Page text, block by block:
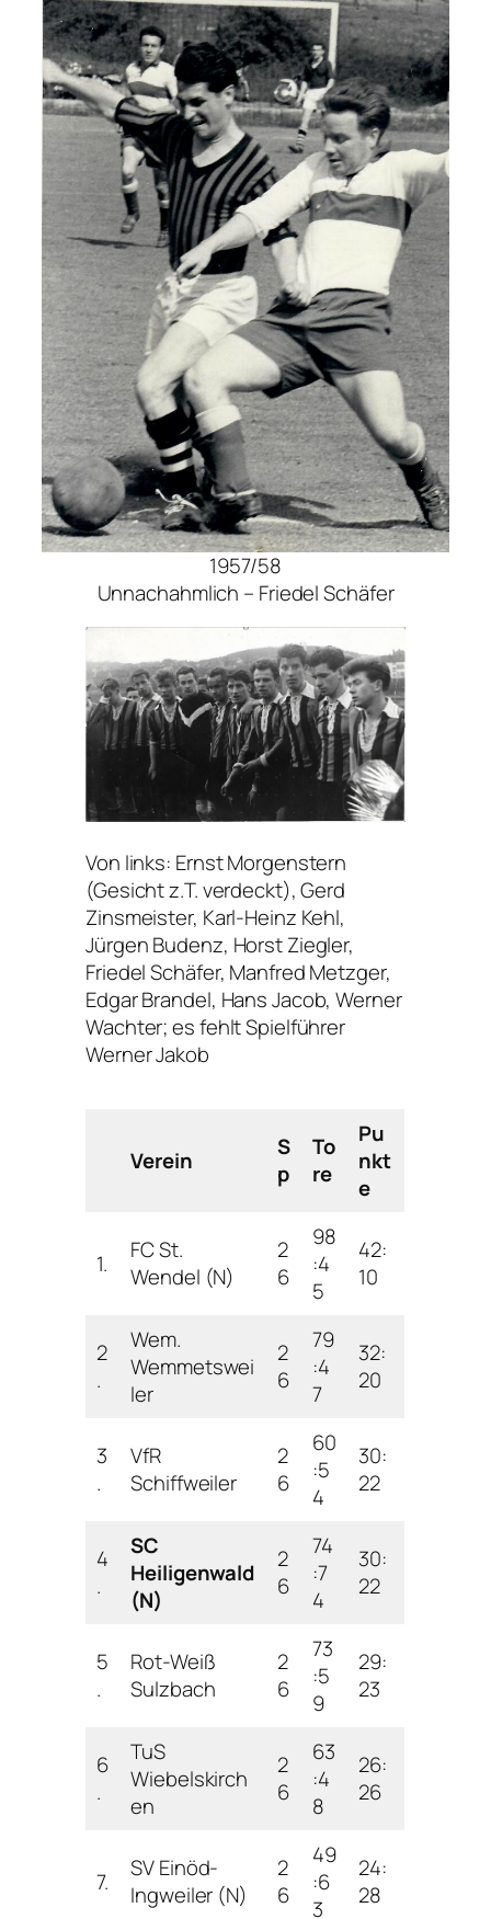
1957/58
Unnachahmlich – Friedel Schäfer
Von links: Ernst Morgenstern
(Gesicht z.T. verdeckt), Gerd
Zinsmeister, Karl-Heinz Kehl,
Jürgen Budenz, Horst Ziegler,
Friedel Schäfer, Manfred Metzger,
Edgar Brandel, Hans Jacob, Werner
Wachter; es fehlt Spielführer
Werner Jakob
Verein
S
p
To
re
Pu
nkt
e
1.
FC St.
Wendel (N)
2
6
98
:4
5
42:
10
2
.
Wem.
Wemmetswei
ler
2
6
79
:4
7
32:
20
3
.
VfR
Schiffweiler
2
6
60
:5
4
30:
22
4
.
SC
Heiligenwald
(N)
2
6
74
:7
4
30:
22
5
.
Rot-Weiß
Sulzbach
2
6
73
:5
9
29:
23
6
.
TuS
Wiebelskirch
en
2
6
63
:4
8
26:
26
7.
SV Einöd-
Ingweiler (N)
2
6
49
:6
3
24:
28